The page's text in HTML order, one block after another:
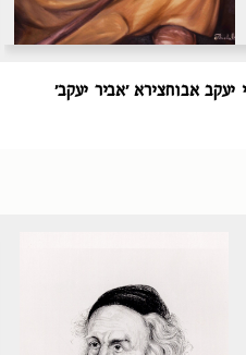
יעקב אבוחצירא ׳אביר יעקב׳